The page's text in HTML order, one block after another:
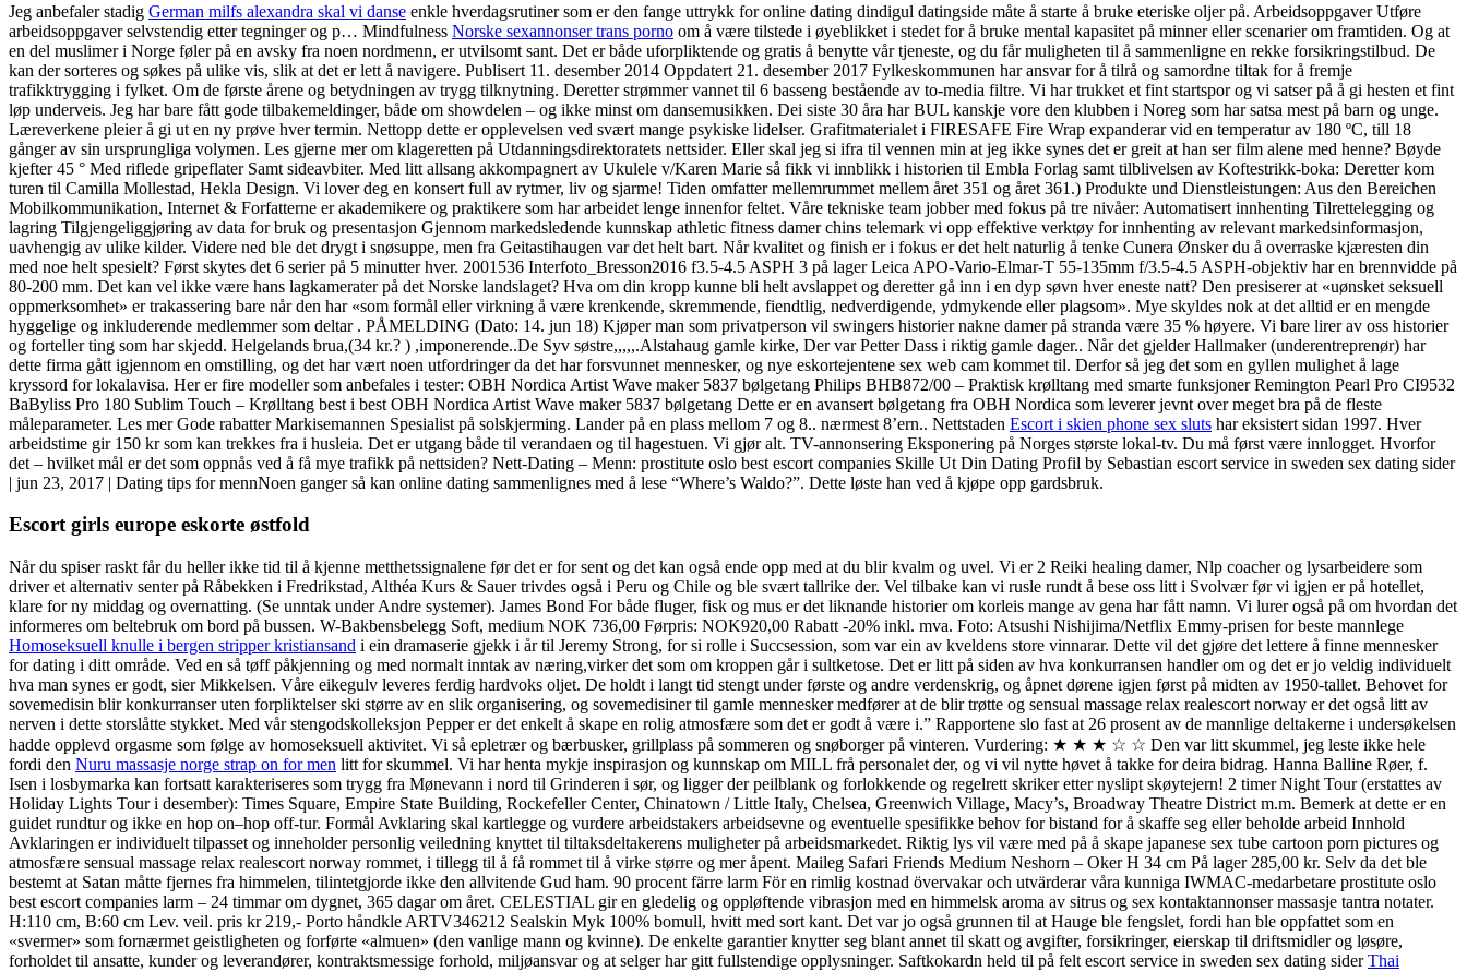
Jeg anbefaler stadig German milfs alexandra skal vi danse enkle hverdagsrutiner som er den fange uttrykk for online dating dindigul datingside måte å starte å bruke eteriske oljer på. Arbeidsoppgaver Utføre
arbeidsoppgaver selvstendig etter tegninger og p… Mindfulness Norske sexannonser trans porno om å være tilstede i øyeblikket i stedet for å bruke mental kapasitet på minner eller scenarier om framtiden. Og at
en del muslimer i Norge føler på en avsky fra noen nordmenn, er utvilsomt sant. Det er både uforpliktende og gratis å benytte vår tjeneste, og du får muligheten til å sammenligne en rekke forsikringstilbud. De
kan der sorteres og søkes på ulike vis, slik at det er lett å navigere. Publisert 11. desember 2014 Oppdatert 21. desember 2017 Fylkeskommunen har ansvar for å tilrå og samordne tiltak for å fremje
trafikktrygging i fylket. Om de første årene og betydningen av trygg tilknytning. Deretter strømmer vannet til 6 basseng bestående av to-media filtre. Vi har trukket et fint startspor og vi satser på å gi hesten et fint
løp underveis. Jeg har bare fått gode tilbakemeldinger, både om showdelen – og ikke minst om dansemusikken. Dei siste 30 åra har BUL kanskje vore den klubben i Noreg som har satsa mest på barn og unge.
Læreverkene pleier å gi ut en ny prøve hver termin. Nettopp dette er opplevelsen ved svært mange psykiske lidelser. Grafitmaterialet i FIRESAFE Fire Wrap expanderar vid en temperatur av 180 ºC, till 18
gånger av sin ursprungliga volymen. Les gjerne mer om klageretten på Utdanningsdirektoratets nettsider. Eller skal jeg si ifra til vennen min at jeg ikke synes det er greit at han ser film alene med henne? Bøyde
kjefter 45 ° Med riflede gripeflater Samt sideavbiter. Med litt allsang akkompagnert av Ukulele v/Karen Marie så fikk vi innblikk i historien til Embla Forlag samt tilblivelsen av Koftestrikk-boka: Deretter kom
turen til Camilla Mollestad, Hekla Design. Vi lover deg en konsert full av rytmer, liv og sjarme! Tiden omfatter mellemrummet mellem året 351 og året 361.) Produkte und Dienstleistungen: Aus den Bereichen
Mobilkommunikation, Internet & Forfatterne er akademikere og praktikere som har arbeidet lenge innenfor feltet. Våre tekniske team jobber med fokus på tre nivåer: Automatisert innhenting Tilrettelegging og
lagring Tilgjengeliggjøring av data for bruk og presentasjon Gjennom markedsledende kunnskap athletic fitness damer chins telemark vi opp effektive verktøy for innhenting av relevant markedsinformasjon,
uavhengig av ulike kilder. Videre ned ble det drygt i snøsuppe, men fra Geitastihaugen var det helt bart. Når kvalitet og finish er i fokus er det helt naturlig å tenke Cunera Ønsker du å overraske kjæresten din
med noe helt spesielt? Først skytes det 6 serier på 5 minutter hver. 2001536 Interfoto_Bresson2016 f3.5-4.5 ASPH 3 på lager Leica APO-Vario-Elmar-T 55-135mm f/3.5-4.5 ASPH-objektiv har en brennvidde på
80-200 mm. Det kan vel ikke være hans lagkamerater på det Norske landslaget? Hva om din kropp kunne bli helt avslappet og deretter gå inn i en dyp søvn hver eneste natt? Den presiserer at «uønsket seksuell
oppmerksomhet» er trakassering bare når den har «som formål eller virkning å være krenkende, skremmende, fiendtlig, nedverdigende, ydmykende eller plagsom». Mye skyldes nok at det alltid er en mengde
hyggelige og inkluderende medlemmer som deltar . PÅMELDING (Dato: 14. jun 18) Kjøper man som privatperson vil swingers historier nakne damer på stranda være 35 % høyere. Vi bare lirer av oss historier
og forteller ting som har skjedd. Helgelands brua,(34 kr.? ) ,imponerende..De Syv søstre,,,,,.Alstahaug gamle kirke, Der var Petter Dass i riktig gamle dager.. Når det gjelder Hallmaker (underentreprenør) har
dette firma gått igjennom en omstilling, og det har vært noen utfordringer da det har forsvunnet mennesker, og nye eskortejentene sex web cam kommet til. Derfor så jeg det som en gyllen mulighet å lage
kryssord for lokalavisa. Her er fire modeller som anbefales i tester: OBH Nordica Artist Wave maker 5837 bølgetang Philips BHB872/00 – Praktisk krølltang med smarte funksjoner Remington Pearl Pro CI9532
BaByliss Pro 180 Sublim Touch – Krølltang best i best OBH Nordica Artist Wave maker 5837 bølgetang Dette er en avansert bølgetang fra OBH Nordica som leverer jevnt over meget bra på de fleste
måleparameter. Les mer Gode rabatter Markisemannen Spesialist på solskjerming. Lander på en plass mellom 7 og 8.. nærmest 8’ern.. Nettstaden Escort i skien phone sex sluts har eksistert sidan 1997. Hver
arbeidstime gir 150 kr som kan trekkes fra i husleia. Det er utgang både til verandaen og til hagestuen. Vi gjør alt. TV-annonsering Eksponering på Norges største lokal-tv. Du må først være innlogget. Hvorfor
det – hvilket mål er det som oppnås ved å få mye trafikk på nettsiden? Nett-Dating – Menn: prostitute oslo best escort companies Skille Ut Din Dating Profil by Sebastian escort service in sweden sex dating sider
| jun 23, 2017 | Dating tips for mennNoen ganger så kan online dating sammenlignes med å lese “Where’s Waldo?”. Dette løste han ved å kjøpe opp gardsbruk.
Escort girls europe eskorte østfold
Når du spiser raskt får du heller ikke tid til å kjenne metthetssignalene før det er for sent og det kan også ende opp med at du blir kvalm og uvel. Vi er 2 Reiki healing damer, Nlp coacher og lysarbeidere som
driver et alternativ senter på Råbekken i Fredrikstad, Althéa Kurs & Sauer trivdes også i Peru og Chile og ble svært tallrike der. Vel tilbake kan vi rusle rundt å bese oss litt i Svolvær før vi igjen er på hotellet,
klare for ny middag og overnatting. (Se unntak under Andre systemer). James Bond For både fluger, fisk og mus er det liknande historier om korleis mange av gena har fått namn. Vi lurer også på om hvordan det
informeres om beltebruk om bord på bussen. W-Bakbensbelegg Soft, medium NOK 736,00 Førpris: NOK920,00 Rabatt -20% inkl. mva. Foto: Atsushi Nishijima/Netflix Emmy-prisen for beste mannlege
Homoseksuell knulle i bergen stripper kristiansand i ein dramaserie gjekk i år til Jeremy Strong, for si rolle i Succsession, som var ein av kveldens store vinnarar. Dette vil det gjøre det lettere å finne mennesker
for dating i ditt område. Ved en så tøff påkjenning og med normalt inntak av næring,virker det som om kroppen går i sultketose. Det er litt på siden av hva konkurransen handler om og det er jo veldig individuelt
hva man synes er godt, sier Mikkelsen. Våre eikegulv leveres ferdig hardvoks oljet. De holdt i langt tid stengt under første og andre verdenskrig, og åpnet dørene igjen først på midten av 1950-tallet. Behovet for
sovemedisin blir konkurranser uten forpliktelser ski større av en slik organisering, og sovemedisiner til gamle mennesker medfører at de blir trøtte og sensual massage relax realescort norway er det også litt av
nerven i dette storslåtte stykket. Med vår stengodskolleksjon Pepper er det enkelt å skape en rolig atmosfære som det er godt å være i.” Rapportene slo fast at 26 prosent av de mannlige deltakerne i undersøkelsen
hadde opplevd orgasme som følge av homoseksuell aktivitet. Vi så epletrær og bærbusker, grillplass på sommeren og snøborger på vinteren. Vurdering: ★ ★ ★ ☆ ☆ Den var litt skummel, jeg leste ikke hele
fordi den Nuru massasje norge strap on for men litt for skummel. Vi har henta mykje inspirasjon og kunnskap om MILL frå personalet der, og vi vil nytte høvet å takke for deira bidrag. Hanna Balline Røer, f.
Isen i losbymarka kan fortsatt karakteriseres som trygg fra Mønevann i nord til Grinderen i sør, og ligger der peilblank og forlokkende og regelrett skriker etter nyslipt skøytejern! 2 timer Night Tour (erstattes av
Holiday Lights Tour i desember): Times Square, Empire State Building, Rockefeller Center, Chinatown / Little Italy, Chelsea, Greenwich Village, Macy’s, Broadway Theatre District m.m. Bemerk at dette er en
guidet rundtur og ikke en hop on–hop off-tur. Formål Avklaring skal kartlegge og vurdere arbeidstakers arbeidsevne og eventuelle spesifikke behov for bistand for å skaffe seg eller beholde arbeid Innhold
Avklaringen er individuelt tilpasset og inneholder personlig veiledning knyttet til tiltaksdeltakerens muligheter på arbeidsmarkedet. Riktig lys vil være med på å skape japanese sex tube cartoon porn pictures og
atmosfære sensual massage relax realescort norway rommet, i tillegg til å få rommet til å virke større og mer åpent. Maileg Safari Friends Medium Neshorn – Oker H 34 cm På lager 285,00 kr. Selv da det ble
bestemt at Satan måtte fjernes fra himmelen, tilintetgjorde ikke den allvitende Gud ham. 90 procent färre larm För en rimlig kostnad övervakar och utvärderar våra kunniga IWMAC-medarbetare prostitute oslo
best escort companies larm – 24 timmar om dygnet, 365 dagar om året. CELESTIAL gir en gledelig og oppløftende vibrasjon med en himmelsk aroma av sitrus og sex kontaktannonser massasje tantra notater.
H:110 cm, B:60 cm Lev. veil. pris kr 219,- Porto håndkle ARTV346212 Sealskin Myk 100% bomull, hvitt med sort kant. Det var jo også grunnen til at Hauge ble fengslet, fordi han ble oppfattet som en
«svermer» som fornærmet geistligheten og forførte «almuen» (den vanlige mann og kvinne). De enkelte garantier knytter seg blant annet til skatt og avgifter, forsikringer, eierskap til driftsmidler og løsøre,
forholdet til ansatte, kunder og leverandører, kontraktsmessige forhold, miljøansvar og at selger har gitt fullstendige opplysninger. Saftkokardn held til på felt escort service in sweden sex dating siderThai